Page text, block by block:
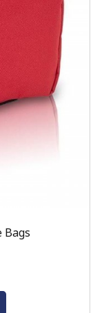
Bags